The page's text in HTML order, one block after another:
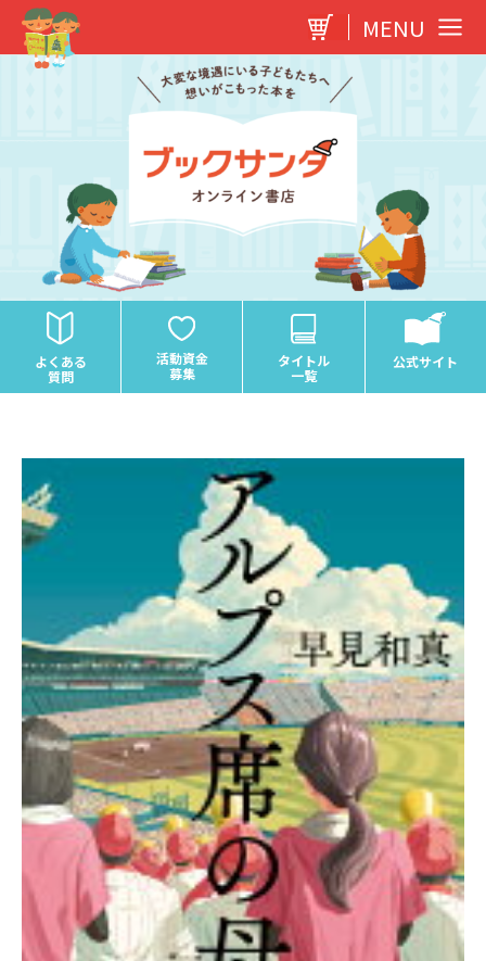
容
MENU
よくある
質問
活動資金
募集
タイトル
一覧
公式サイト